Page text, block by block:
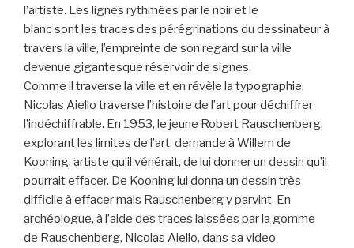
l’artiste. Les lignes rythmées par le noir et le
blanc sont les traces des pérégrinations du dessinateur à
travers la ville, l’empreinte de son regard sur la ville
devenue gigantesque réservoir de signes.
Comme il traverse la ville et en révèle la typographie,
Nicolas Aiello traverse l’histoire de l’art pour déchiffrer
l’indéchiffrable. En 1953, le jeune Robert Rauschenberg,
explorant les limites de l’art, demande à Willem de
Kooning, artiste qu’il vénérait, de lui donner un dessin qu’il
pourrait effacer. De Kooning lui donna un dessin très
difficile à effacer mais Rauschenberg y parvint. En
archéologue, à l’aide des traces laissées par la gomme
de Rauschenberg, Nicolas Aiello, dans sa video